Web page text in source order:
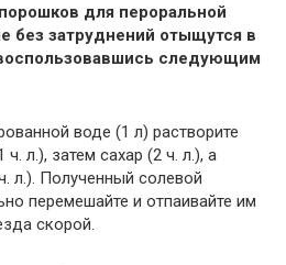
для пероральной
без затруднений отыщутся в
следующим
воде (1 л) растворите
л.), затем сахар (2 ч. л.), а
л.). Полученный солевой
перемешайте и отпаивайте им
скорой.